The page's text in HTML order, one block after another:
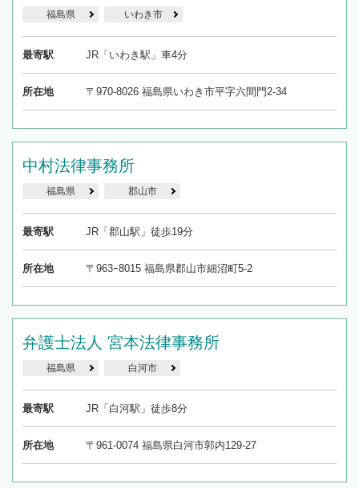
福島県 いわき市
最寄駅 JR「いわき駅」車4分
所在地 〒970-8026 福島県いわき市平字六間門2-34
中村法律事務所
福島県 郡山市
最寄駅 JR「郡山駅」徒歩19分
所在地 〒963ｰ8015 福島県郡山市細沼町5-2
弁護士法人 宮本法律事務所
福島県 白河市
最寄駅 JR「白河駅」徒歩8分
所在地 〒961-0074 福島県白河市郭内129-27